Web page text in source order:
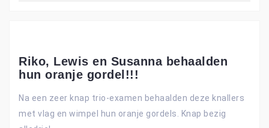
Riko, Lewis en Susanna behaalden
hun oranje gordel!!!
Na een zeer knap trio-examen behaalden deze knallers
met vlag en wimpel hun oranje gordels. Knap bezig